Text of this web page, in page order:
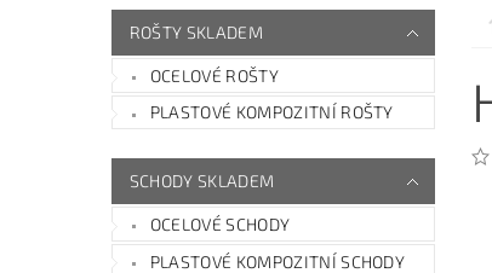
ZAKÁZKOVÁ VÝROBA SP ROŠTŮ
ROŠTY SKLADEM
OCELOVÉ ROŠTY
PLASTOVÉ KOMPOZITNÍ ROŠTY
SCHODY SKLADEM
OCELOVÉ SCHODY
PLASTOVÉ KOMPOZITNÍ SCHODY